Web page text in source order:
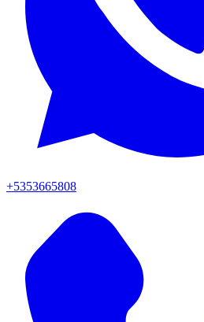
+5353665808